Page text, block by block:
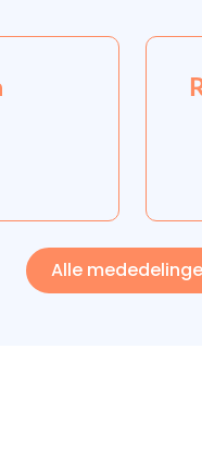
Alle